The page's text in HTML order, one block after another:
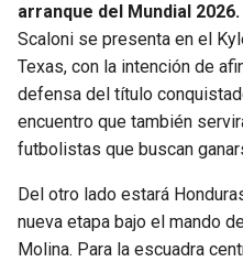
arranque del Mundial 2026.
Scaloni se presenta en el
Texas, con la intención de
defensa del título
encuentro que también
futbolistas que buscan
Del otro lado estará
nueva etapa bajo el mando
Molina. Para la escuadra